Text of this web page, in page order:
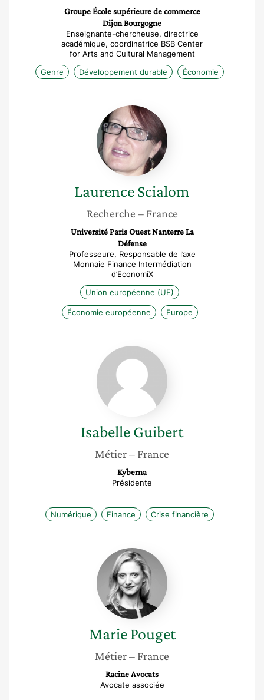
Groupe École supérieure de commerce
Dijon Bourgogne
Enseignante-chercheuse, directrice
académique, coordinatrice BSB Center
for Arts and Cultural Management
Genre
Développement durable Économie
Laurence
Scialom
LaurenceScialom
Recherche – France
Université Paris Ouest Nanterre La
Défense
Professeure, Responsable de l’axe
Monnaie Finance Intermédiation
d’EconomiX
Union européenne (UE)
Économie européenne Europe
Isabelle
Guibert
IsabelleGuibert
Métier– France
Kyberna
Présidente
Numérique Finance Crise financière
Marie
Pouget
Marie Pouget
Métier– France
Racine Avocats
Avocate associée